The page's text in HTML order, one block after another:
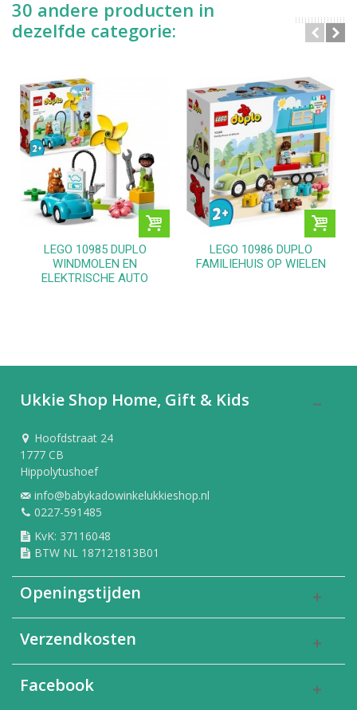
30 andere producten in
dezelfde categorie:
LEGO 10985 DUPLO
WINDMOLEN EN
ELEKTRISCHE AUTO
LEGO 10986 DUPLO
FAMILIEHUIS OP WIELEN
Ukkie Shop Home, Gift & Kids
Hoofdstraat 24
1777 CB
Hippolytushoef
info@babykadowinkelukkieshop.nl
0227-591485
KvK: 37116048
BTW NL 187121813B01
Openingstijden
Verzendkosten
Facebook